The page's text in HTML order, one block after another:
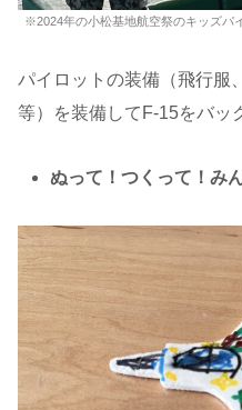
※2024年の小松基地航空祭のキッズパ
パイロットの装備（飛行服
等）を装備してF-15をバッ
ぬって！つくって！み